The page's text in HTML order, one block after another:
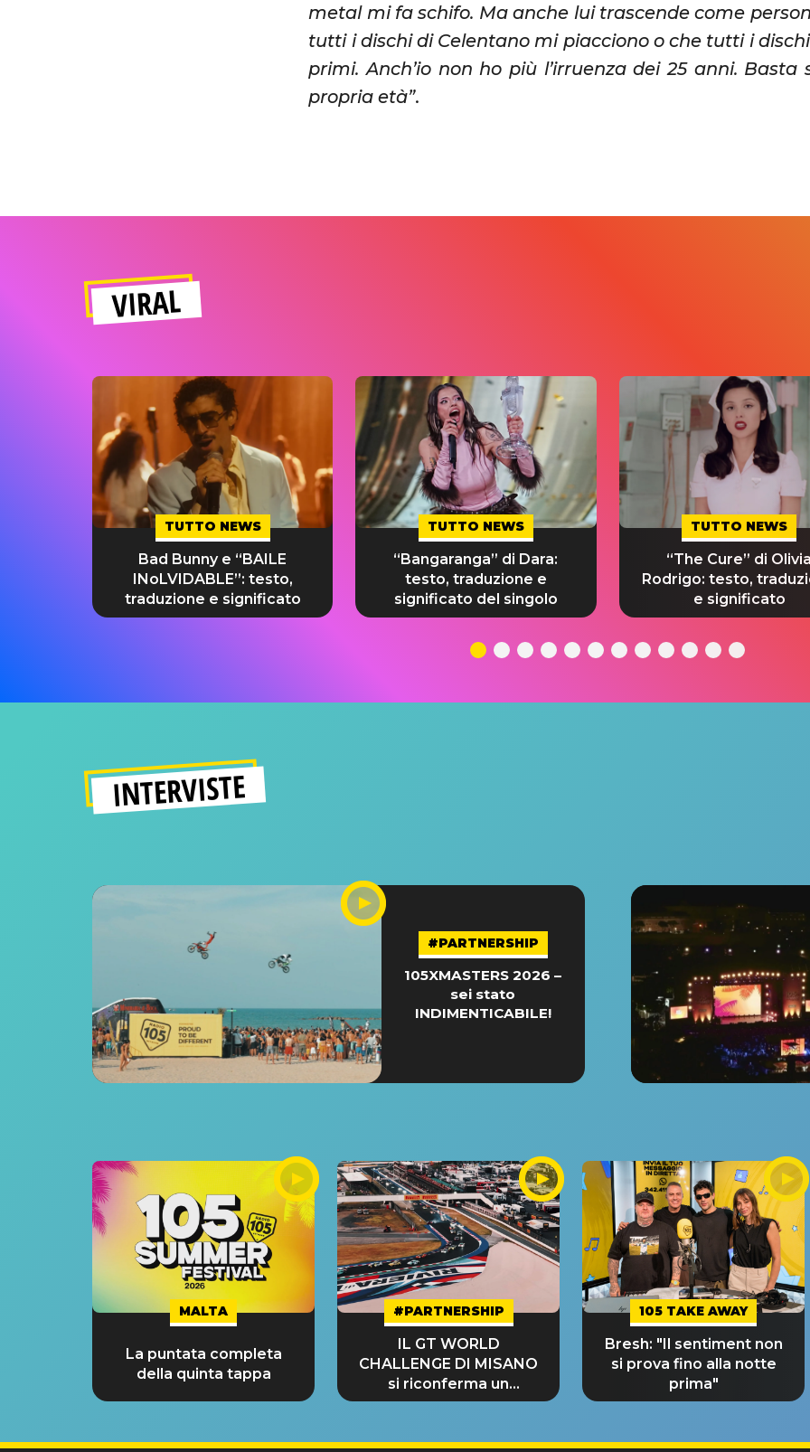
metal mi fa schifo. Ma anche lui trascende come
tutti i dischi di Celentano mi piacciono o che tutti i
primi. Anch’io non ho più l’irruenza dei 25 anni. Basta
propria età”.
VIRAL
TUTTO NEWS
Bad Bunny e “BAILE
INoLVIDABLE”: testo,
traduzione e significato
TUTTO NEWS
“Bangaranga” di Dara:
testo, traduzione e
significato del singolo
TUTTO NEWS
“The Cure” di Olivia
Rodrigo: testo,
e significato
INTERVISTE
#PARTNERSHIP
105XMASTERS 2026 –
sei stato
INDIMENTICABILE!
MALTA
La puntata completa
della quinta tappa
#PARTNERSHIP
IL GT WORLD
CHALLENGE DI MISANO
si riconferma un
GRANDE SUCCESSO!
105 TAKE AWAY
Bresh: "Il sentiment non
si prova fino alla notte
prima"